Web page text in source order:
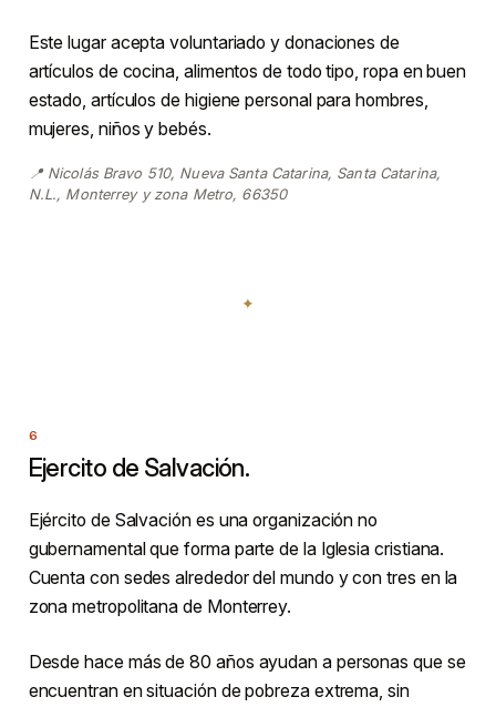
Este lugar acepta voluntariado y donaciones de
artículos de cocina, alimentos de todo tipo, ropa en buen
estado, artículos de higiene personal para hombres,
mujeres, niños y bebés.
📍 Nicolás Bravo 510, Nueva Santa Catarina, Santa Catarina,
N.L., Monterrey y zona Metro, 66350
Ejercito de Salvación.
Ejército de Salvación es una organización no
gubernamental que forma parte de la Iglesia cristiana.
Cuenta con sedes alrededor del mundo y con tres en la
zona metropolitana de Monterrey.
Desde hace más de 80 años ayudan a personas que se
encuentran en situación de pobreza extrema, sin